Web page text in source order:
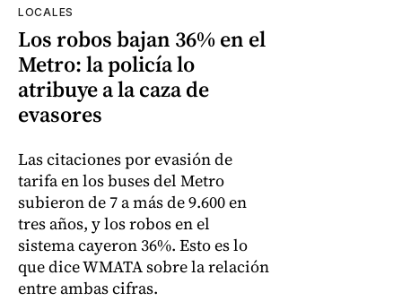
LOCALES
Los robos bajan 36% en el
Metro: la policía lo
atribuye a la caza de
evasores
Las citaciones por evasión de
tarifa en los buses del Metro
subieron de 7 a más de 9.600 en
tres años, y los robos en el
sistema cayeron 36%. Esto es lo
que dice WMATA sobre la relación
entre ambas cifras.